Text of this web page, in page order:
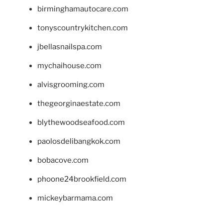
birminghamautocare.com
tonyscountrykitchen.com
jbellasnailspa.com
mychaihouse.com
alvisgrooming.com
thegeorginaestate.com
blythewoodseafood.com
paolosdelibangkok.com
bobacove.com
phoone24brookfield.com
mickeybarmama.com